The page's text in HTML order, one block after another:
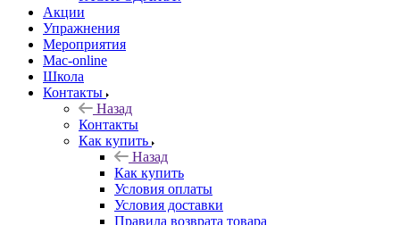
Акции
Упражнения
Мероприятия
Mac-online
Школа
Контакты
Назад
Контакты
Как купить
Назад
Как купить
Условия оплаты
Условия доставки
Правила возврата товара